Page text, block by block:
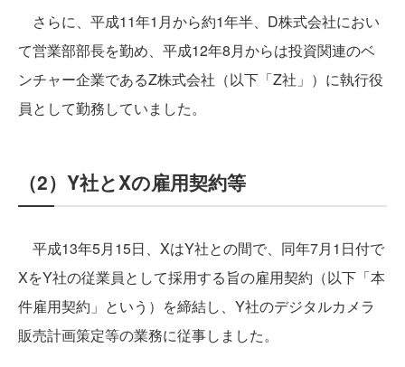
さらに、平成11年1月から約1年半、D株式会社におい
て営業部部長を勤め、平成12年8月からは投資関連のベ
ンチャー企業であるZ株式会社（以下「Z社」）に執行役
員として勤務していました。
（2）Y社とXの雇用契約等
平成13年5月15日、XはY社との間で、同年7月1日付で
XをY社の従業員として採用する旨の雇用契約（以下「本
件雇用契約」という）を締結し、Y社のデジタルカメラ
販売計画策定等の業務に従事しました。